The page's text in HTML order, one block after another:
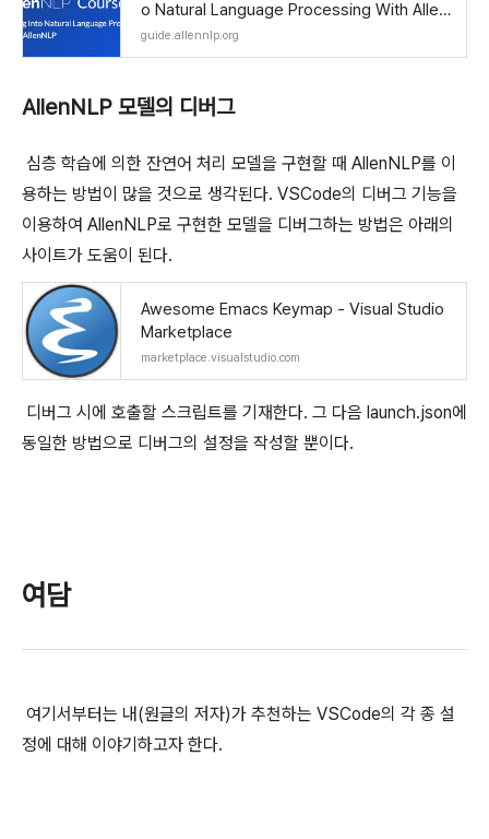
o Natural Language Processing With Allen
NLP
guide.allennlp.org
AllenNLP 모델의 디버그
심층 학습에 의한 잔연어 처리 모델을 구현할 때 AllenNLP를 이
용하는 방법이 많을 것으로 생각된다. VSCode의 디버그 기능을
이용하여 AllenNLP로 구현한 모델을 디버그하는 방법은 아래의
사이트가 도움이 된다.
Awesome Emacs Keymap - Visual Studio
Marketplace
marketplace.visualstudio.com
디버그 시에 호출할 스크립트를 기재한다. 그 다음 launch.json에
동일한 방법으로 디버그의 설정을 작성할 뿐이다.
여담
여기서부터는 내(원글의 저자)가 추천하는 VSCode의 각 종 설
정에 대해 이야기하고자 한다.